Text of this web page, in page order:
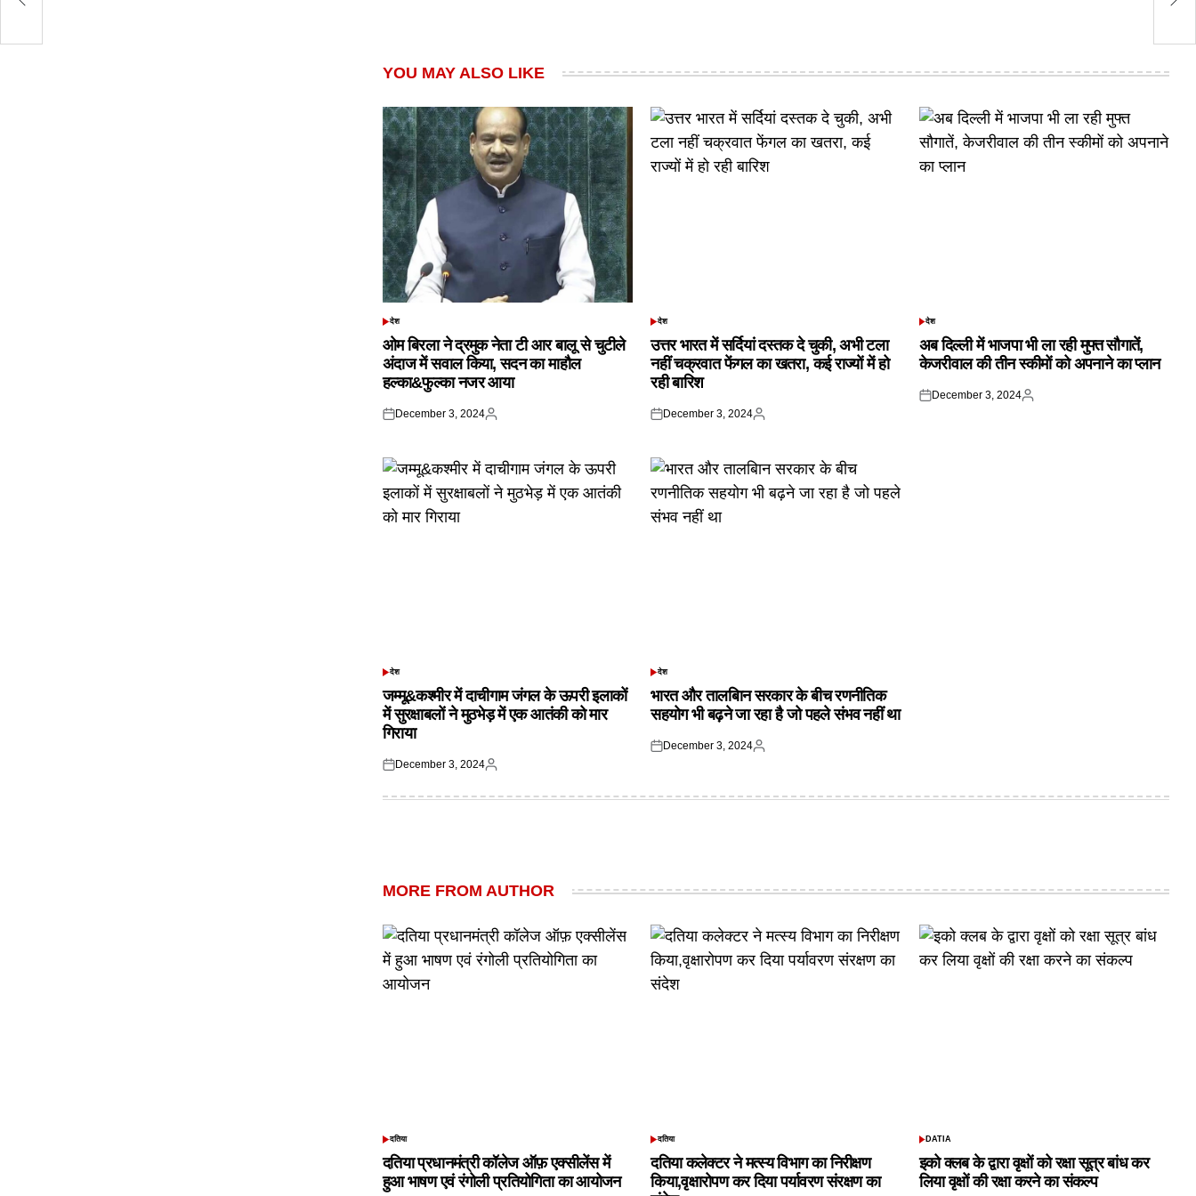
YOU MAY ALSO LIKE
POSTED
देश
ओम बिरला ने द्रमुक नेता टी आर बालू से चुटीले
अंदाज में सवाल किया, सदन का माहौल
हल्का&फुल्का नजर आया
Posted
December 3, 2024
Posted
POSTED
देश
उत्तर भारत में सर्दियां दस्तक दे चुकी, अभी टला
नहीं चक्रवात फेंगल का खतरा, कई राज्यों में हो
रही बारिश
Posted
December 3, 2024
Posted
POSTED
देश
अब दिल्ली में भाजपा भी ला रही मुफ्त सौगातें,
केजरीवाल की तीन स्कीमों को अपनाने का प्लान
Posted
December 3, 2024
Posted
POSTED
देश
जम्मू&कश्मीर में दाचीगाम जंगल के ऊपरी इलाकों
में सुरक्षाबलों ने मुठभेड़ में एक आतंकी को मार
गिराया
Posted
December 3, 2024
Posted
POSTED
देश
भारत और तालबिान सरकार के बीच रणनीतिक
सहयोग भी बढ़ने जा रहा है जो पहले संभव नहीं था
Posted
December 3, 2024
Posted
MORE FROM AUTHOR
POSTED
दतिया
दतिया प्रधानमंत्री कॉलेज ऑफ़ एक्सीलेंस में
हुआ भाषण एवं रंगोली प्रतियोगिता का आयोजन
POSTED
दतिया
दतिया कलेक्टर ने मत्स्य विभाग का निरीक्षण
किया,वृक्षारोपण कर दिया पर्यावरण संरक्षण का
POSTED
DATIA
इको क्लब के द्वारा वृक्षों को रक्षा सूत्र बांध कर
लिया वृक्षों की रक्षा करने का संकल्प